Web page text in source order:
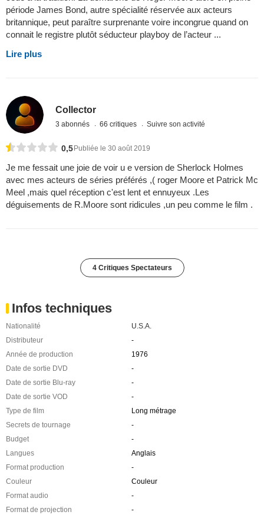
période James Bond, autre spécialité réservée aux acteurs
britannique, peut paraître surprenante voire incongrue quand on
connait le registre plutôt séducteur playboy de l’acteur ...
Lire plus
Collector
3 abonnés 66 critiques Suivre son activité
0,5 Publiée le 30 août 2019
Je me fessait une joie de voir u e version de Sherlock Holmes
avec mes acteurs de séries préférés ,( roger Moore et Patrick Mc
Meel ,mais quel réception c'est lent et ennuyeux .Les
déguisements de R.Moore sont ridicules ,un peu comme le film .
4 Critiques Spectateurs
Infos techniques
Nationalité
U.S.A.
Distributeur
-
Année de production
1976
Date de sortie DVD
-
Date de sortie Blu-ray
-
Date de sortie VOD
-
Type de film
Long métrage
Secrets de tournage
-
Budget
-
Langues
Anglais
Format production
-
Couleur
Couleur
Format audio
-
Format de projection
-